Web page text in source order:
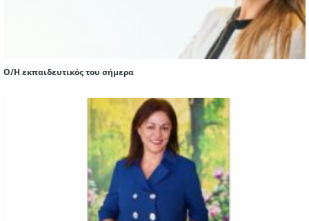
Ο/H εκπαιδευτικός του σήμερα